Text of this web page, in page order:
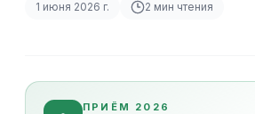
1 июня 2026 г. 2 мин чтения
ПРИЁМ 2026